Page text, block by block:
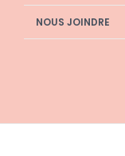
NOUS JOINDRE